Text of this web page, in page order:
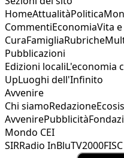
HomeAttualitàPolitica
CommentiEconomiaVita e
CuraFamigliaRubriche
Pubblicazioni
Edizioni localiL'economia
UpLuoghi dell'Infinito
Avvenire
Chi siamoRedazione
AvvenirePubblicità
Mondo CEI
SIRRadio InBluTV2000FISC